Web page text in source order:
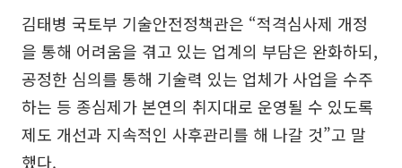
김태병 국토부 기술안전정책관은 “적격심사제 개정
을 통해 어려움을 겪고 있는 업계의 부담은 완화하되,
공정한 심의를 통해 기술력 있는 업체가 사업을 수주
하는 등 종심제가 본연의 취지대로 운영될 수 있도록
제도 개선과 지속적인 사후관리를 해 나갈 것”고 말
했다.